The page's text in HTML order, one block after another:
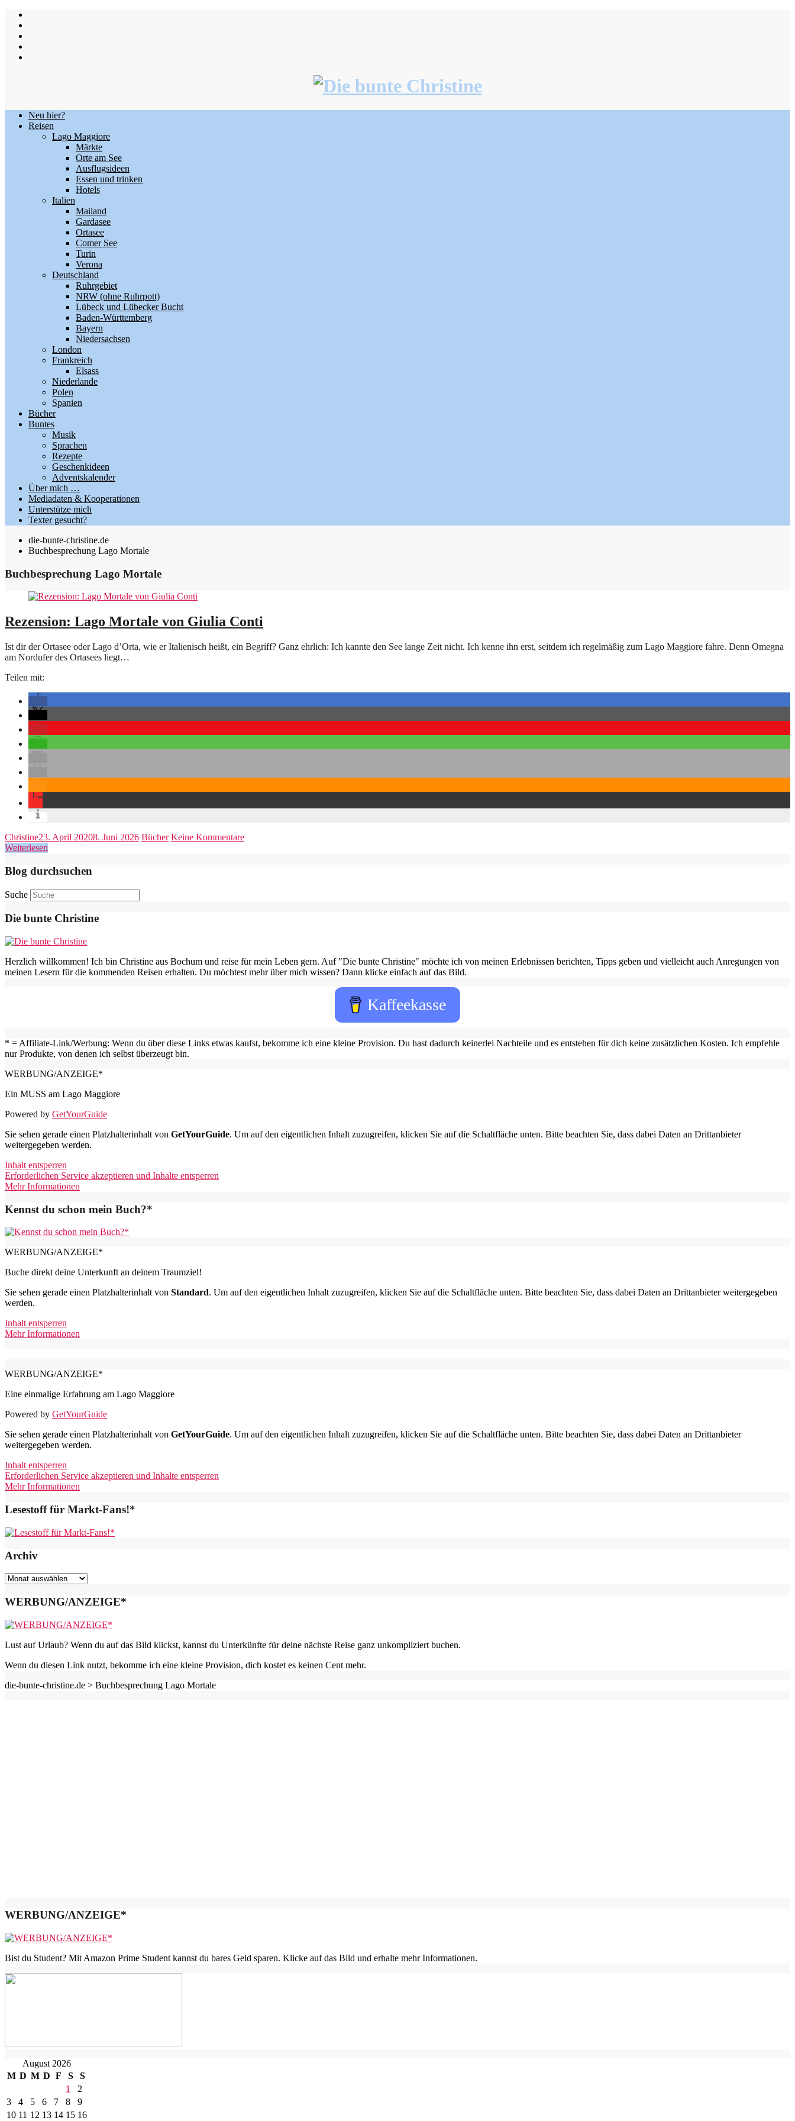
Skip
content
Neu hier?
Reisen
Lago Maggiore
Märkte
Orte am See
Ausflugsideen
Essen und trinken
Hotels
Italien
Mailand
Gardasee
Ortasee
Comer See
Turin
Verona
Deutschland
Ruhrgebiet
NRW (ohne Ruhrpott)
Lübeck und Lübecker Bucht
Baden-Württemberg
Bayern
Niedersachsen
London
Frankreich
Elsass
Niederlande
Polen
Spanien
Bücher
Buntes
Musik
Sprachen
Rezepte
Geschenkideen
Adventskalender
Über mich …
Mediadaten & Kooperationen
Unterstütze mich
Texter gesucht?
die-bunte-christine.de
Buchbesprechung Lago Mortale
Buchbesprechung Lago Mortale
Rezension: Lago Mortale von Giulia Conti
Ist dir der Ortasee oder Lago d’Orta, wie er Italienisch heißt, ein Begriff? Ganz ehrlich: Ich kannte den See lange Zeit nicht. Ich kenne ihn erst, seitdem ich regelmäßig zum Lago Maggiore fahre. Denn Omegna
am Nordufer des Ortasees liegt…
Teilen mit:
Christine23. April 20208. Juni 2026 Bücher Keine Kommentare
Weiterlesen
Blog durchsuchen
Suche
Die bunte Christine
Herzlich willkommen! Ich bin Christine aus Bochum und reise für mein Leben gern. Auf "Die bunte Christine" möchte ich von meinen Erlebnissen berichten, Tipps geben und vielleicht auch Anregungen von
meinen Lesern für die kommenden Reisen erhalten. Du möchtest mehr über mich wissen? Dann klicke einfach auf das Bild.
Kaffeekasse
* = Affiliate-Link/Werbung: Wenn du über diese Links etwas kaufst, bekomme ich eine kleine Provision. Du hast dadurch keinerlei Nachteile und es entstehen für dich keine zusätzlichen Kosten. Ich empfehle
nur Produkte, von denen ich selbst überzeugt bin.
WERBUNG/ANZEIGE*
Ein MUSS am Lago Maggiore
Powered by GetYourGuide
Sie sehen gerade einen Platzhalterinhalt von GetYourGuide. Um auf den eigentlichen Inhalt zuzugreifen, klicken Sie auf die Schaltfläche unten. Bitte beachten Sie, dass dabei Daten an Drittanbieter
weitergegeben werden.
Inhalt entsperren
Erforderlichen Service akzeptieren und Inhalte entsperren
Mehr Informationen
Kennst du schon mein Buch?*
WERBUNG/ANZEIGE*
Buche direkt deine Unterkunft an deinem Traumziel!
Sie sehen gerade einen Platzhalterinhalt von Standard. Um auf den eigentlichen Inhalt zuzugreifen, klicken Sie auf die Schaltfläche unten. Bitte beachten Sie, dass dabei Daten an Drittanbieter weitergegeben
werden.
Inhalt entsperren
Mehr Informationen
WERBUNG/ANZEIGE*
Eine einmalige Erfahrung am Lago Maggiore
Powered by GetYourGuide
Sie sehen gerade einen Platzhalterinhalt von GetYourGuide. Um auf den eigentlichen Inhalt zuzugreifen, klicken Sie auf die Schaltfläche unten. Bitte beachten Sie, dass dabei Daten an Drittanbieter
weitergegeben werden.
Inhalt entsperren
Erforderlichen Service akzeptieren und Inhalte entsperren
Mehr Informationen
Lesestoff für Markt-Fans!*
Archiv
Archiv
WERBUNG/ANZEIGE*
Lust auf Urlaub? Wenn du auf das Bild klickst, kannst du Unterkünfte für deine nächste Reise ganz unkompliziert buchen.
Wenn du diesen Link nutzt, bekomme ich eine kleine Provision, dich kostet es keinen Cent mehr.
die-bunte-christine.de > Buchbesprechung Lago Mortale
WERBUNG/ANZEIGE*
Bist du Student? Mit Amazon Prime Student kannst du bares Geld sparen. Klicke auf das Bild und erhalte mehr Informationen.
August 2026
M D M D F S
S
1
2
3
4 5 6 7 8
9
10 11 12 13 14 15 16